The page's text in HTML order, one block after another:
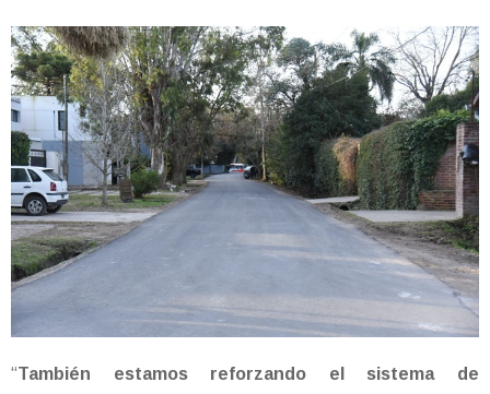
“También estamos reforzando el sistema de